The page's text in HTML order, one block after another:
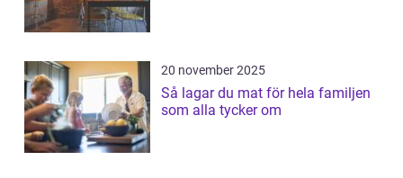
20 november 2025
Så lagar du mat för hela familjen
som alla tycker om